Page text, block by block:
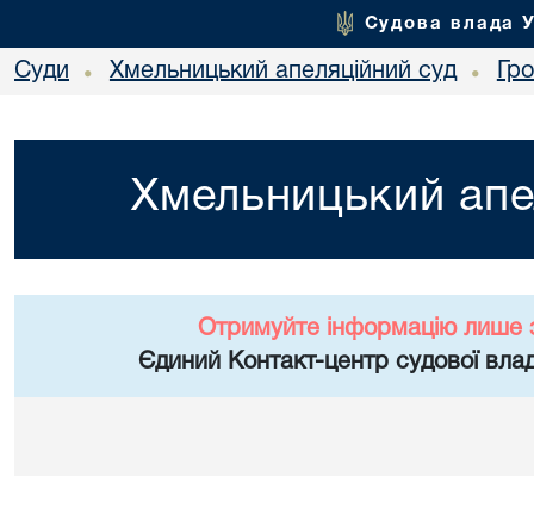
Судова влада
Суди • Хмельницький апеляційний суд •
Хмельницький
Отримуйте інформацію лише
Єдиний Контакт-центр судової